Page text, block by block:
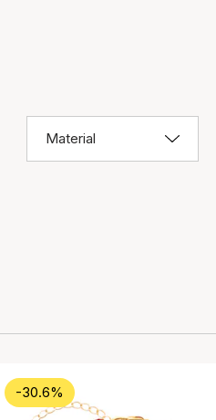
Material
-30.6%